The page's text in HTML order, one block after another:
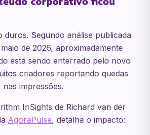
duros. Segundo análise publicada
de 2026, aproximadamente
está sendo enterrado pelo novo
criadores reportando quedas
impressões.
InSights de Richard van der
AgoraPulse, detalha o impacto: